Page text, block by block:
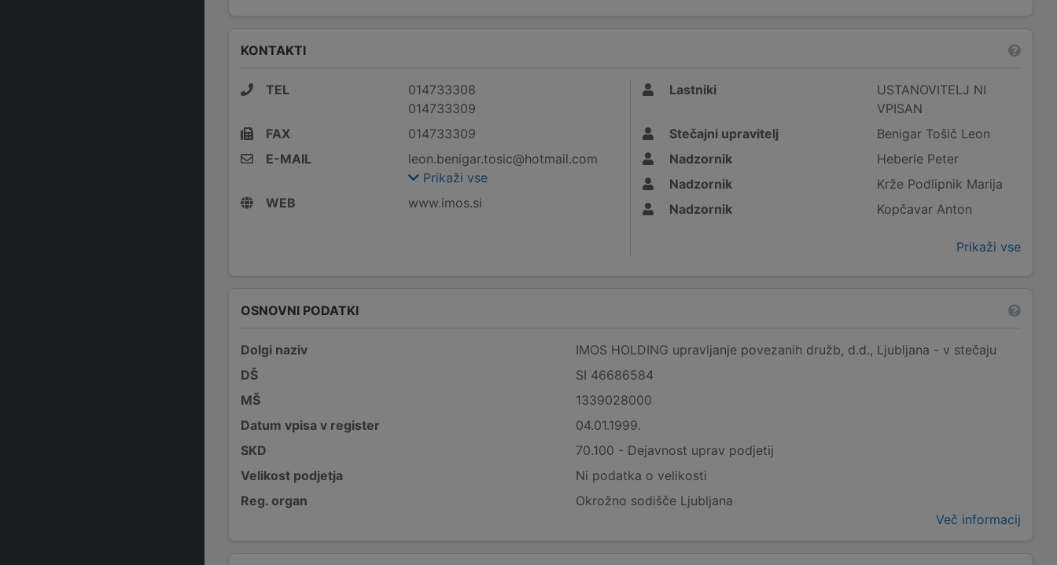
KONTAKTI
TEL
014733308
014733309
FAX
014733309
E-MAIL
leon.benigar.tosic@hotmail.com
Prikaži vse
WEB
www.imos.si
Lastniki
USTANOVITELJ NI
VPISAN
Stečajni upravitelj
Benigar Tošič Leon
Nadzornik
Heberle Peter
Nadzornik
Krže Podlipnik Marija
Nadzornik
Kopčavar Anton
Prikaži vse
OSNOVNI PODATKI
Dolgi naziv
IMOS HOLDING upravljanje povezanih družb, d.d., Ljubljana - v stečaju
DŠ
SI 46686584
MŠ
1339028000
Datum vpisa v register
04.01.1999.
SKD
70.100 - Dejavnost uprav podjetij
Velikost podjetja
Ni podatka o velikosti
Reg. organ
Okrožno sodišče Ljubljana
Več informacij